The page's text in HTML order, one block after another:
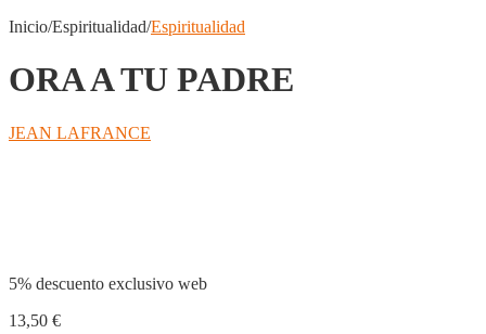
Inicio/Espiritualidad/Espiritualidad
ORA A TU PADRE
JEAN LAFRANCE
5% descuento exclusivo web
13,50 €